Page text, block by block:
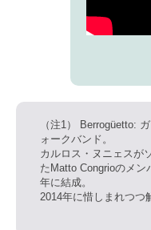
（注1） Berrogüetto:
ォークバンド。
カルロス・ヌニェスが
たMatto Congrioのメン
年に結成。
2014年に惜しまれつつ